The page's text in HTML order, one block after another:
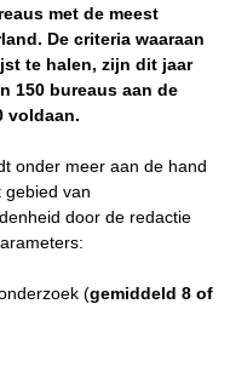
met de meest
De criteria waaraan
te halen, zijn dit jaar
150 bureaus aan de
voldaan.
onder meer aan de hand
gebied van
door de redactie
(gemiddeld 8 of